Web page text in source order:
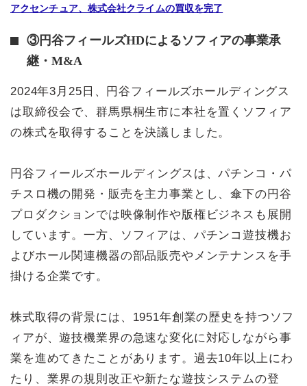
アクセンチュア、株式会社クライムの買収を完了
③円谷フィールズHDによるソフィアの事業承
継・M&A
2024年3月25日、円谷フィールズホールディングス
は取締役会で、群馬県桐生市に本社を置くソフィア
の株式を取得することを決議しました。
円谷フィールズホールディングスは、パチンコ・パ
チスロ機の開発・販売を主力事業とし、傘下の円谷
プロダクションでは映像制作や版権ビジネスも展開
しています。一方、ソフィアは、パチンコ遊技機お
よびホール関連機器の部品販売やメンテナンスを手
掛ける企業です。
株式取得の背景には、1951年創業の歴史を持つソフ
ィアが、遊技機業界の急速な変化に対応しながら事
業を進めてきたことがあります。過去10年以上にわ
たり、業界の規則改正や新たな遊技システムの登